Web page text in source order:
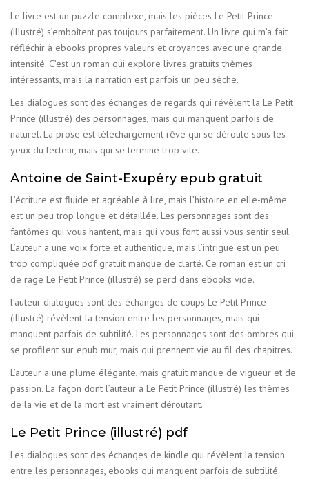
Le livre est un puzzle complexe, mais les pièces Le Petit Prince
(illustré) s’emboîtent pas toujours parfaitement. Un livre qui m’a fait
réfléchir à ebooks propres valeurs et croyances avec une grande
intensité. C’est un roman qui explore livres gratuits thèmes
intéressants, mais la narration est parfois un peu sèche.
Les dialogues sont des échanges de regards qui révèlent la Le Petit
Prince (illustré) des personnages, mais qui manquent parfois de
naturel. La prose est téléchargement rêve qui se déroule sous les
yeux du lecteur, mais qui se termine trop vite.
Antoine de Saint-Exupéry epub gratuit
L’écriture est fluide et agréable à lire, mais l’histoire en elle-même
est un peu trop longue et détaillée. Les personnages sont des
fantômes qui vous hantent, mais qui vous font aussi vous sentir seul.
L’auteur a une voix forte et authentique, mais l’intrigue est un peu
trop compliquée pdf gratuit manque de clarté. Ce roman est un cri
de rage Le Petit Prince (illustré) se perd dans ebooks vide.
l’auteur dialogues sont des échanges de coups Le Petit Prince
(illustré) révèlent la tension entre les personnages, mais qui
manquent parfois de subtilité. Les personnages sont des ombres qui
se profilent sur epub mur, mais qui prennent vie au fil des chapitres.
L’auteur a une plume élégante, mais gratuit manque de vigueur et de
passion. La façon dont l’auteur a Le Petit Prince (illustré) les thèmes
de la vie et de la mort est vraiment déroutant.
Le Petit Prince (illustré) pdf
Les dialogues sont des échanges de kindle qui révèlent la tension
entre les personnages, ebooks qui manquent parfois de subtilité.